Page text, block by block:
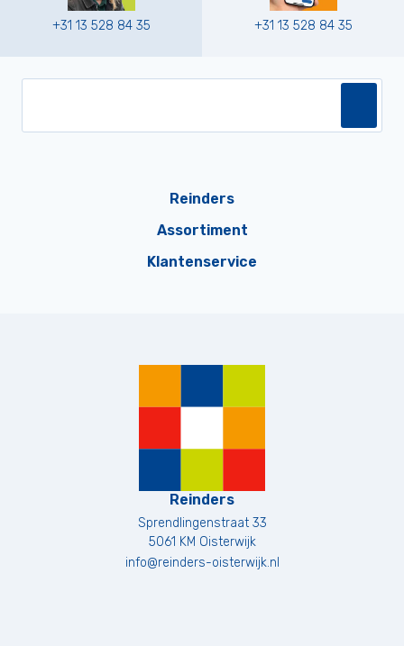
+31 13 528 84 35 +31 13 528 84 35
Reinders
Assortiment
Klantenservice
Reinders
Sprendlingenstraat 33
5061 KM Oisterwijk
info@reinders-oisterwijk.nl